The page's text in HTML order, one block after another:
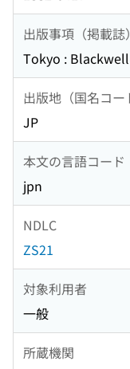
出版事項（掲載誌）
Tokyo :
出版地（国名コー
JP
本文の言語コード
jpn
NDLC
ZS21
対象利用者
一般
所蔵機関